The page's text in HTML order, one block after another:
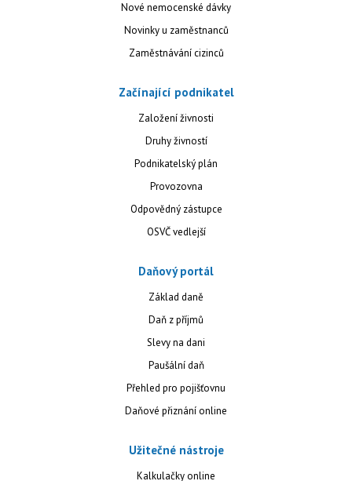
Nové nemocenské dávky
Novinky u zaměstnanců
Zaměstnávání cizinců
Začínající podnikatel
Založení živnosti
Druhy živností
Podnikatelský plán
Provozovna
Odpovědný zástupce
OSVČ vedlejší
Daňový portál
Základ daně
Daň z příjmů
Slevy na dani
Paušální daň
Přehled pro pojišťovnu
Daňové přiznání online
Užitečné nástroje
Kalkulačky online